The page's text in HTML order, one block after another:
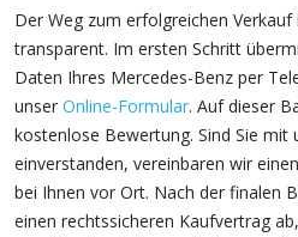
Der Weg zum erfolgreichen Verkauf
transparent. Im ersten Schritt
Daten Ihres Mercedes-Benz per
unser Online-Formular. Auf dieser
kostenlose Bewertung. Sind Sie mit
einverstanden, vereinbaren wir
bei Ihnen vor Ort. Nach der finalen
einen rechtssicheren Kaufvertrag